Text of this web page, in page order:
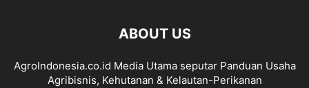
ABOUT US
AgroIndonesia.co.id Media Utama seputar Panduan Usaha
Agribisnis, Kehutanan & Kelautan-Perikanan